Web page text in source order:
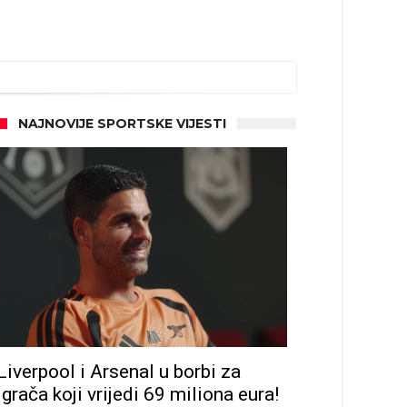
NAJNOVIJE SPORTSKE VIJESTI
i Arsenal u borbi za
koji vrijedi 69 miliona eura!